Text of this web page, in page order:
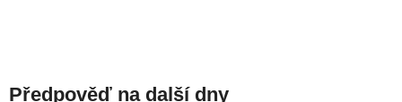
Předpověď na další dny